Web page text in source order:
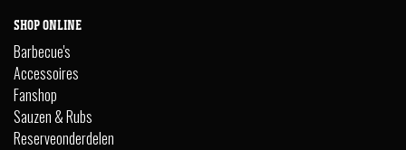
SHOP ONLINE
Barbecue's
Accessoires
Fanshop
Sauzen & Rubs
Reserveonderdelen